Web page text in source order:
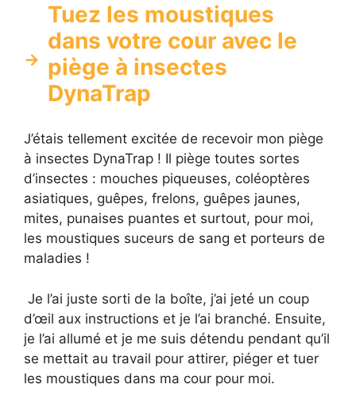
Tuez les moustiques
dans votre cour avec le
piège à insectes
DynaTrap
J’étais tellement excitée de recevoir mon piège
à insectes DynaTrap ! Il piège toutes sortes
d’insectes : mouches piqueuses, coléoptères
asiatiques, guêpes, frelons, guêpes jaunes,
mites, punaises puantes et surtout, pour moi,
les moustiques suceurs de sang et porteurs de
maladies !
Je l’ai juste sorti de la boîte, j’ai jeté un coup
d’œil aux instructions et je l’ai branché. Ensuite,
je l’ai allumé et je me suis détendu pendant qu’il
se mettait au travail pour attirer, piéger et tuer
les moustiques dans ma cour pour moi.